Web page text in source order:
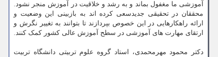
آموزشی ما مغفول بماند و به رشد و خلاقیت در آموزش منجر نشود.
محققان در تحقیقی جدیدسعی کرده اند به بازبینی این وضعیت و
ارائه راهکارهایی در این خصوص بپردازند تا بتوانند به تغییر نگرش و
ارتقای مهارت های آموزشی در سطح آموزش عالی کشور کمک کنند.
دکتر محمود مهرمحمدی، استاد گروه علوم تربیتی دانشگاه تربیت